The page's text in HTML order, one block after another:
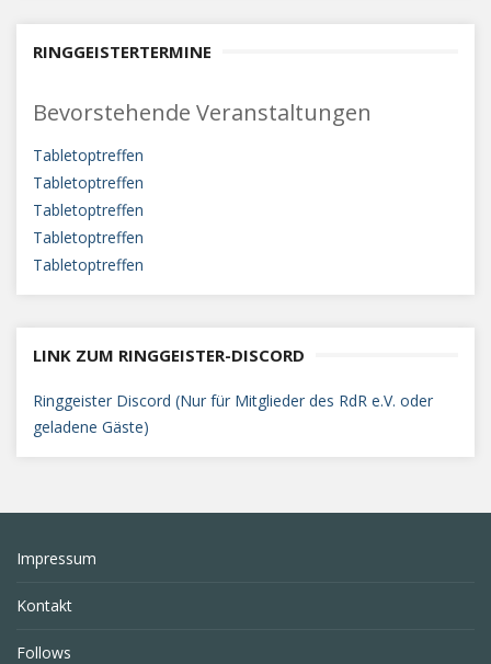
RINGGEISTERTERMINE
Bevorstehende Veranstaltungen
Tabletoptreffen
Tabletoptreffen
Tabletoptreffen
Tabletoptreffen
Tabletoptreffen
LINK ZUM RINGGEISTER-DISCORD
Ringgeister Discord (Nur für Mitglieder des RdR e.V. oder
geladene Gäste)
Impressum
Kontakt
Follows